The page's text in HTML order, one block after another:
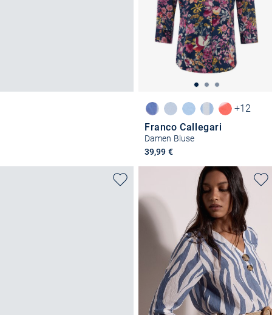
+12
Franco Callegari
Damen Bluse
39,99 €